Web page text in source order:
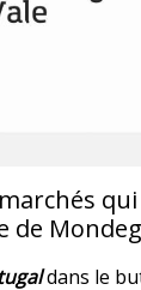
de
dans le